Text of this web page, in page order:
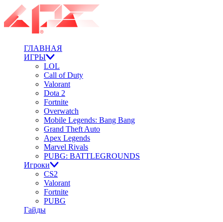
ГЛАВНАЯ
ИГРЫ
LOL
Call of Duty
Valorant
Dota 2
Fortnite
Overwatch
Mobile Legends: Bang Bang
Grand Theft Auto
Apex Legends
Marvel Rivals
PUBG: BATTLEGROUNDS
Игроки
CS2
Valorant
Fortnite
PUBG
Гайды